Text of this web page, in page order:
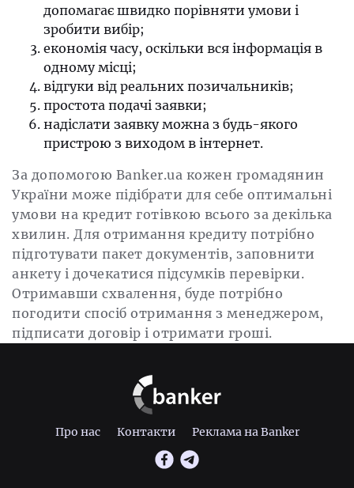
допомагає швидко порівняти умови і
зробити вибір;
економія часу, оскільки вся інформація в
одному місці;
відгуки від реальних позичальників;
простота подачі заявки;
надіслати заявку можна з будь-якого
пристрою з виходом в інтернет.
За допомогою Banker.ua кожен громадянин
України може підібрати для себе оптимальні
умови на кредит готівкою всього за декілька
хвилин. Для отримання кредиту потрібно
підготувати пакет документів, заповнити
анкету і дочекатися підсумків перевірки.
Отримавши схвалення, буде потрібно
погодити спосіб отримання з менеджером,
підписати договір і отримати гроші.
Про нас Контакти Реклама на Banker